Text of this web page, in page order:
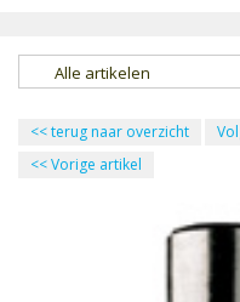
Alle artikelen
<<terug naar overzicht
<<Vorige artikel